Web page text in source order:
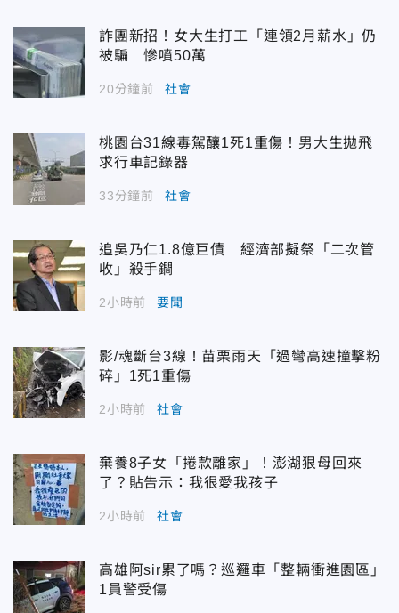
詐團新招！女大生打工「連領2月薪水」仍
被騙 慘噴50萬
20分鐘前 社會
桃園台31線毒駕釀1死1重傷！男大生拋飛
求行車記錄器
33分鐘前 社會
追吳乃仁1.8億巨債 經濟部擬祭「二次管
收」殺手鐧
2小時前 要聞
影/魂斷台3線！苗栗雨天「過彎高速撞擊粉
碎」1死1重傷
2小時前 社會
棄養8子女「捲款離家」！澎湖狠母回來
了？貼告示：我很愛我孩子
2小時前 社會
高雄阿sir累了嗎？巡邏車「整輛衝進園區」
1員警受傷